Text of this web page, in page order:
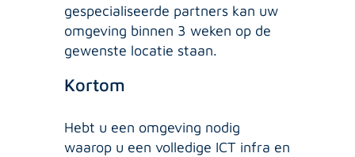
gespecialiseerde partners kan uw
omgeving binnen 3 weken op de
gewenste locatie staan.
Kortom
Hebt u een omgeving nodig
waarop u een volledige ICT infra en